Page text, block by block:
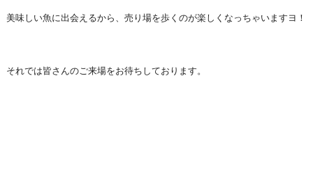
美味しい魚に出会えるから、売り場を歩くのが楽しくなっちゃいますヨ！
それでは皆さんのご来場をお待ちしております。